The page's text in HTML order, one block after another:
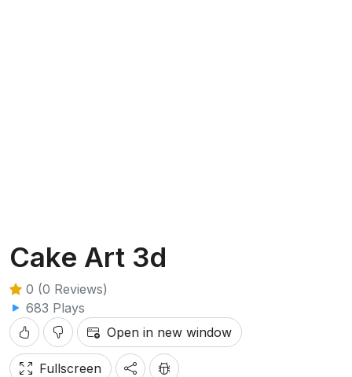
Cake Art 3d
0 (0 Reviews)
683 Plays
Open in new window
Fullscreen